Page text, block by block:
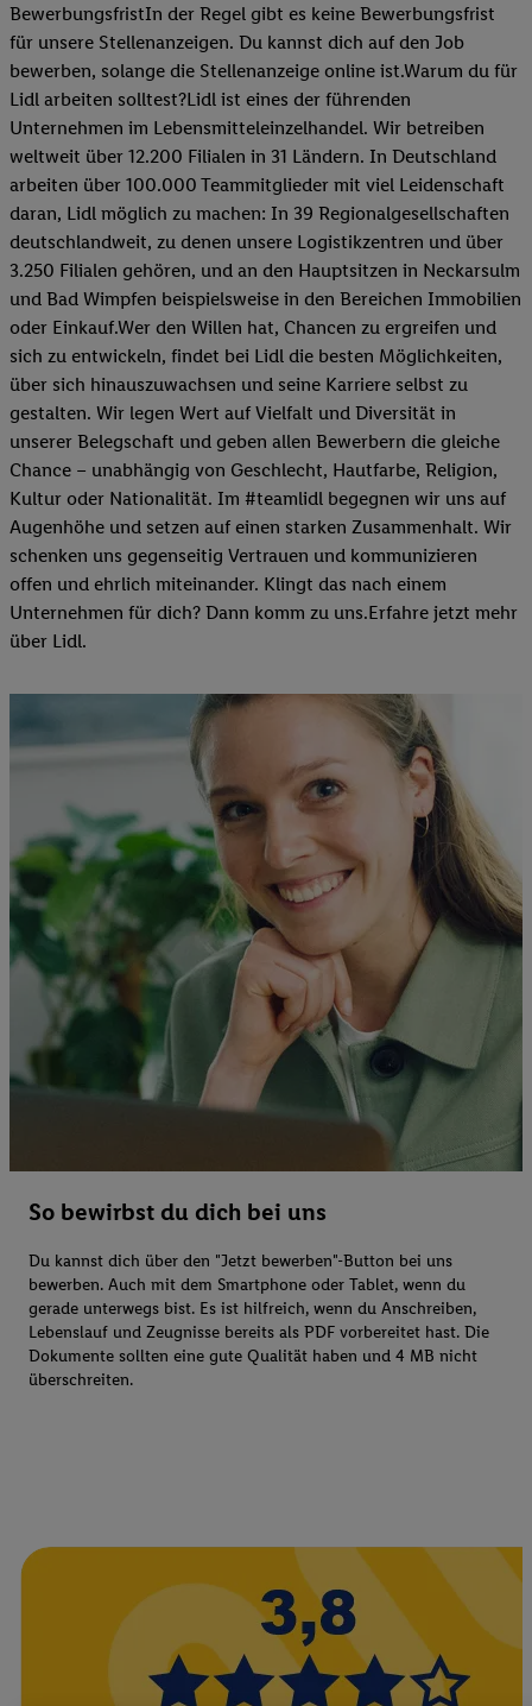
BewerbungsfristIn der Regel gibt es keine Bewerbungsfrist
für unsere Stellenanzeigen. Du kannst dich auf den Job
bewerben, solange die Stellenanzeige online ist.Warum du für
Lidl arbeiten solltest?Lidl ist eines der führenden
Unternehmen im Lebensmitteleinzelhandel. Wir betreiben
weltweit über 12.200 Filialen in 31 Ländern. In Deutschland
arbeiten über 100.000 Teammitglieder mit viel Leidenschaft
daran, Lidl möglich zu machen: In 39 Regionalgesellschaften
deutschlandweit, zu denen unsere Logistikzentren und über
3.250 Filialen gehören, und an den Hauptsitzen in Neckarsulm
und Bad Wimpfen beispielsweise in den Bereichen Immobilien
oder Einkauf.Wer den Willen hat, Chancen zu ergreifen und
sich zu entwickeln, findet bei Lidl die besten Möglichkeiten,
über sich hinauszuwachsen und seine Karriere selbst zu
gestalten. Wir legen Wert auf Vielfalt und Diversität in
unserer Belegschaft und geben allen Bewerbern die gleiche
Chance – unabhängig von Geschlecht, Hautfarbe, Religion,
Kultur oder Nationalität. Im #teamlidl begegnen wir uns auf
Augenhöhe und setzen auf einen starken Zusammenhalt. Wir
schenken uns gegenseitig Vertrauen und kommunizieren
offen und ehrlich miteinander. Klingt das nach einem
Unternehmen für dich? Dann komm zu uns.​Erfahre jetzt mehr
über Lidl.
So bewirbst du dich bei uns
Du kannst dich über den "Jetzt bewerben"-Button bei uns
bewerben. Auch mit dem Smartphone oder Tablet, wenn du
gerade unterwegs bist. Es ist hilfreich, wenn du Anschreiben,
Lebenslauf und Zeugnisse bereits als PDF vorbereitet hast. Die
Dokumente sollten eine gute Qualität haben und 4 MB nicht
überschreiten.